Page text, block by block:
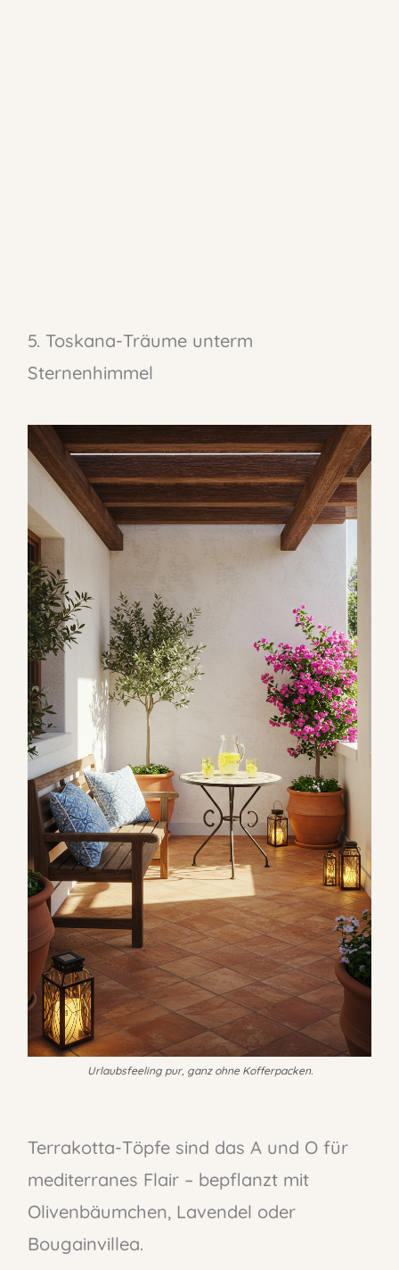
5. Toskana-Träume unterm
Sternenhimmel
Urlaubsfeeling pur, ganz ohne Kofferpacken.
Terrakotta-Töpfe sind das A und O für
mediterranes Flair – bepflanzt mit
Olivenbäumchen, Lavendel oder
Bougainvillea.